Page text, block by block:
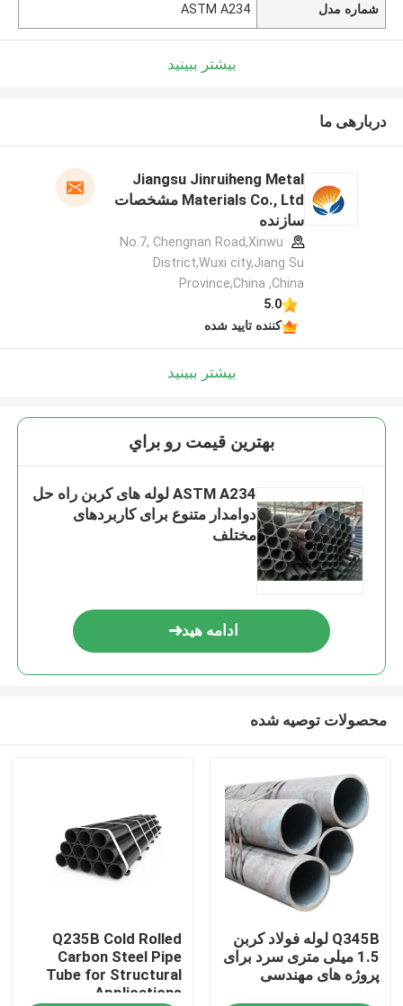
شماره مدل ASTM A234
بیشتر ببینید
دربارهی ما
Jiangsu Jinruiheng Metal
Materials Co., Ltd مشخصات
سازنده
No.7, Chengnan Road,Xinwu
District,Wuxi city,Jiang Su
Province,China ,China
5.0
کننده تایید شده
بیشتر ببینید
بهترين قيمت رو براي
ASTM A234 لوله های کربن راه حل
دوامدار متنوع برای کاربردهای
مختلف
ادامه هید
محصولات توصیه شده
Q345B لوله فولاد کربن
1.5 میلی متری سرد برای
پروژه های مهندسی
Q235B Cold Rolled
Carbon Steel Pipe
Tube for Structural
Applications